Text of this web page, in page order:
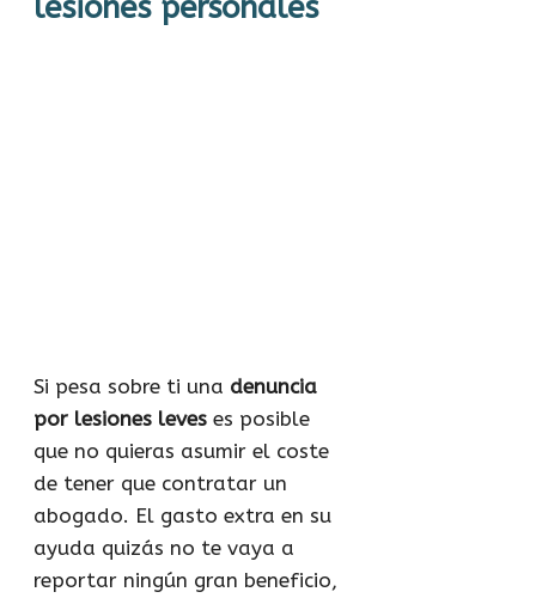
lesiones personales
Si pesa sobre ti una denuncia
por lesiones leves es posible
que no quieras asumir el coste
de tener que contratar un
abogado. El gasto extra en su
ayuda quizás no te vaya a
reportar ningún gran beneficio,